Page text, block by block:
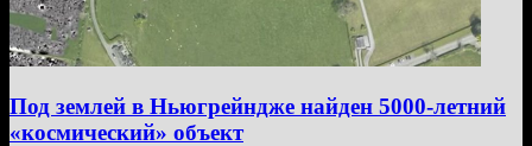
Под землей в Ньюгрейндже найден 5000-летний
«космический» объект